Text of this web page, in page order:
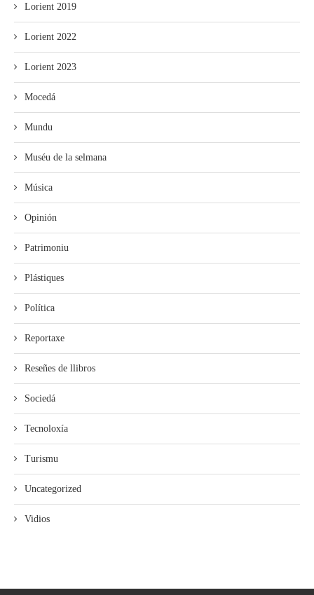
Lorient 2019
Lorient 2022
Lorient 2023
Mocedá
Mundu
Muséu de la selmana
Música
Opinión
Patrimoniu
Plástiques
Política
Reportaxe
Reseñes de llibros
Sociedá
Tecnoloxía
Turismu
Uncategorized
Vidios